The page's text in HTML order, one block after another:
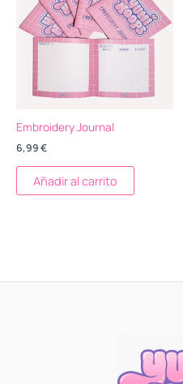
Embroidery Journal
6,99€
Añadir al carrito